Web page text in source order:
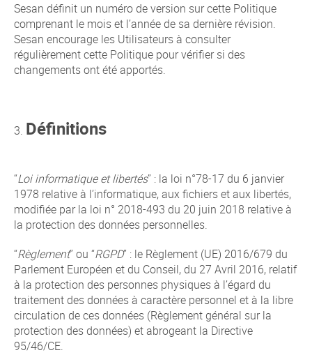
Sesan définit un numéro de version sur cette Politique
comprenant le mois et l’année de sa dernière révision.
Sesan encourage les Utilisateurs à consulter
régulièrement cette Politique pour vérifier si des
changements ont été apportés.
Définitions
“Loi informatique et libertés” : la loi n°78-17 du 6 janvier
1978 relative à l’informatique, aux fichiers et aux libertés,
modifiée par la loi n° 2018-493 du 20 juin 2018 relative à
la protection des données personnelles.
“Règlement” ou “RGPD” : le Règlement (UE) 2016/679 du
Parlement Européen et du Conseil, du 27 Avril 2016, relatif
à la protection des personnes physiques à l’égard du
traitement des données à caractère personnel et à la libre
circulation de ces données (Règlement général sur la
protection des données) et abrogeant la Directive
95/46/CE.